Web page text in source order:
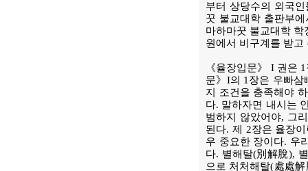
부터 상당수의 외국
꿋 불교대학 출판부
마하마꿋 불교대학
원에서 비구계를 받
《율장입문》 I 권은
문》I의 1장은 우빠삼
지 조건을 충족해야
다. 말하자면 내시는
범하지 않았어야, 그
된다. 제 2장은 율장
우 중요한 장이다. 우
다. 별해탈(別解脫),
으로 처처해탈(處處